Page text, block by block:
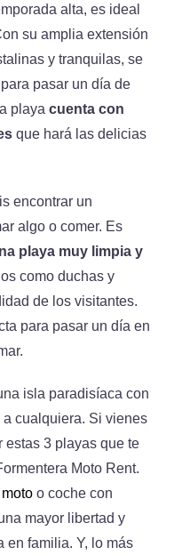
alta, es ideal
su amplia extensión
y tranquilas, se
pasar un día de
playa cuenta con
que hará las delicias
encontrar un
algo o comer. Es
playa muy limpia y
como duchas y
de los visitantes.
para pasar un día en
isla paradisíaca con
cualquiera. Si vienes
estas 3 playas que te
Moto Rent.
o coche con
mayor libertad y
en familia. Y, lo más